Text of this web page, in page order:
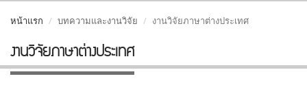
หน้าแรก บทความและงานวิจัย งานวิจัยภาษาต่างประเทศ
งานวิจัยภาษาต่างประเทศ